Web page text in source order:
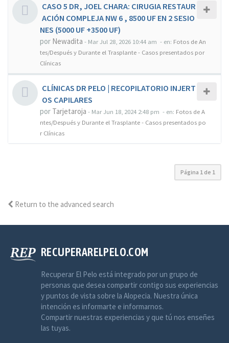
CASO 5 DR, JOEL CHARA: CIRUGIA RESTAUR
ACIÓN COMPLEJA NW 6 , 8500 UF EN 2 SESIO
NES (5000 UF +3500 UF)
por Newadita - Mar Jul 28, 2026 10:44 am - en: Fotos de An
tes/Después y Durante el Trasplante - Casos presentados por
Clínicas
CLÍNICAS DR PELO | RECOPILATORIO INJERT
OS CAPILARES
por Tarjetaroja - Mar Jun 18, 2024 2:48 pm - en: Fotos de A
ntes/Después y Durante el Trasplante - Casos presentados po
r Clínicas
Página 1 de 1
Return to the advanced search
RECUPERARELPELO.COM
Recuperar El Pelo está integrado por un grupo de
personas que desea compartir contigo sus experiencias
y puntos de vista sobre la Alopecia. Nuestra única
intención es informarte e informarnos.
Compartir nuestras experiencias y que tú nos enseñes
las tuyas.